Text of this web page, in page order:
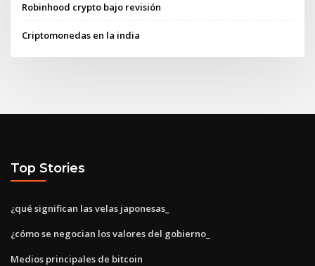
Robinhood crypto bajo revisión
Criptomonedas en la india
Top Stories
¿qué significan las velas japonesas_
¿cómo se negocian los valores del gobierno_
Medios principales de bitcoin